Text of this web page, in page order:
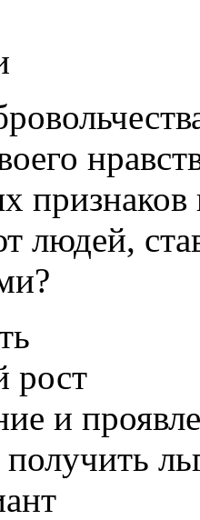
признаков
людей,
рост
и